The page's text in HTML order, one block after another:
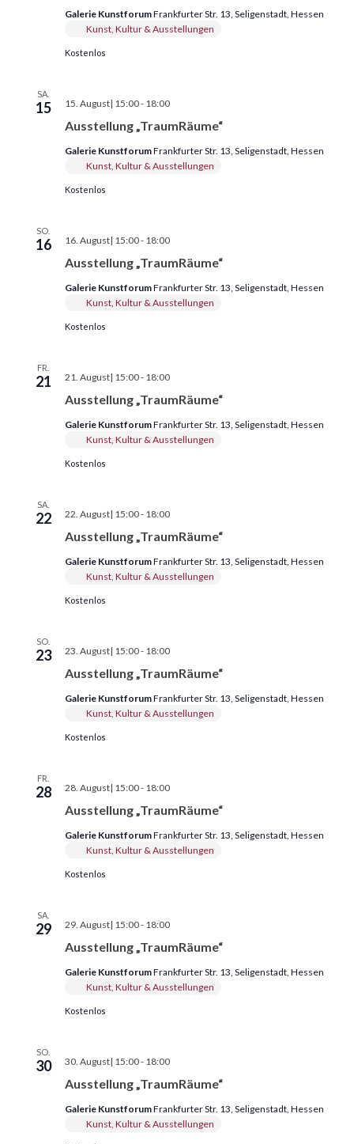
Galerie KunstforumFrankfurter Str. 13, Seligenstadt, Hessen
Kunst, Kultur & Ausstellungen
Kostenlos
SA.
15
Ausstellung „TraumRäume“
15. August| 15:00- 18:00
Galerie KunstforumFrankfurter Str. 13, Seligenstadt, Hessen
Kunst, Kultur & Ausstellungen
Kostenlos
SO.
16
Ausstellung „TraumRäume“
16. August| 15:00- 18:00
Galerie KunstforumFrankfurter Str. 13, Seligenstadt, Hessen
Kunst, Kultur & Ausstellungen
Kostenlos
FR.
21
Ausstellung „TraumRäume“
21. August| 15:00- 18:00
Galerie KunstforumFrankfurter Str. 13, Seligenstadt, Hessen
Kunst, Kultur & Ausstellungen
Kostenlos
SA.
22
Ausstellung „TraumRäume“
22. August| 15:00- 18:00
Galerie KunstforumFrankfurter Str. 13, Seligenstadt, Hessen
Kunst, Kultur & Ausstellungen
Kostenlos
SO.
23
Ausstellung „TraumRäume“
23. August| 15:00- 18:00
Galerie KunstforumFrankfurter Str. 13, Seligenstadt, Hessen
Kunst, Kultur & Ausstellungen
Kostenlos
FR.
28
Ausstellung „TraumRäume“
28. August| 15:00- 18:00
Galerie KunstforumFrankfurter Str. 13, Seligenstadt, Hessen
Kunst, Kultur & Ausstellungen
Kostenlos
SA.
29
Ausstellung „TraumRäume“
29. August| 15:00- 18:00
Galerie KunstforumFrankfurter Str. 13, Seligenstadt, Hessen
Kunst, Kultur & Ausstellungen
Kostenlos
SO.
30
Ausstellung „TraumRäume“
30. August| 15:00- 18:00
Galerie KunstforumFrankfurter Str. 13, Seligenstadt, Hessen
Kunst, Kultur & Ausstellungen